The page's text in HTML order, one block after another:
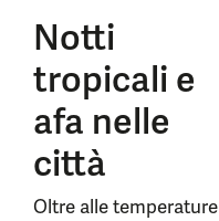
Notti
tropicali e
afa nelle
città
Oltre alle temperature